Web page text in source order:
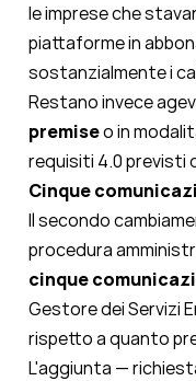
le imprese che
piattaforme in
sostanzialmente i
Restano invece
premiseo in
requisiti 4.0 previsti
Cinque
Il secondo
procedura
cinque
Gestore dei Servizi
rispetto a quanto
L'aggiunta —